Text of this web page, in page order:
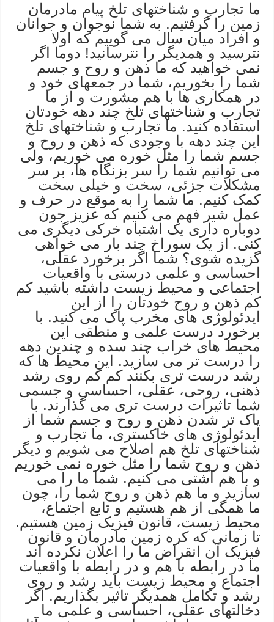
ما تجارب و شناختهای تلخ پیام مادرمان
زمین را گرفتیم. به شما نوجوان و جوانان
و افراد میان سال می گوییم که اولا
نترسید و همدیگر را نترسانید! دوما اگر
نمی خواهید که ما ذهن و روح و جسم
شما را بخوریم، شما در جمعهای خود و
در همکاری ها با هم مشورت و از ما
تجارب و شناختهای تلخ چند دهه خودتان
استفاده کنید. ما تجارب و شناختهای تلخ
این چند دهه با وجودی که ذهن و روح و
جسم شما را مثل خوره می خوریم، ولی
می توانیم شما را سر بزنگاه ها، بر سر
مشکلات جزئی، سخت و خیلی سخت
کمک کنیم. ما شما را به موقع در حرف و
عمل شیر فهم می کنیم که عزیز جون
دوباره داری یک اشتباه خرکی دیگری می
کنی. از یک سوراخ چند بار می خواهی
گزيده شوی؟ شما اگر برخورد عقلی،
احساسی و علمی درستی با واقعیات
اجتماعی و محیط زیست داشته باشید کم
کم ذهن و روح خودتان را از این
ایدئولوژی های مخرب پاک می کنید. با
برخورد درست علمی و منطقی این
محیط های خراب چند سده و چندین دهه
را درست تر می سازید. این محیط ها که
رشد درست تری بکنند کم کم روی رشد
ذهنی، روحی، عقلی، احساسی و جسمی
شما تاثیرات درست تری می گذارند. با
پاک تر شدن ذهن و روح و جسم شما از
ایدئولوژی های خاکستری، ما تجارب و
شناختهای تلخ هم اصلاح می شویم و دیگر
ذهن و روح شما را مثل خوره نمی خوریم
و با هم آشتی می کنیم. شما ما را می
سازید و ما هم ذهن و روح شما را، چون
ما همگی از هم هستیم و تابع اجتماع،
محیط زیست، قانون فیزیک زمین هستیم.
تا زمانی که کره زمین مادرمان و قانون
فیزیک آن انقراض ما را اعلان نکرده اند
ما در رابطه با هم و در رابطه با واقعیات
اجتماع و محیط زیست باید رشد و روی
رشد و تکامل همدیگر تاثیر بگذاریم. اگر
دخالتهای عقلی، احساسی و علمی ما